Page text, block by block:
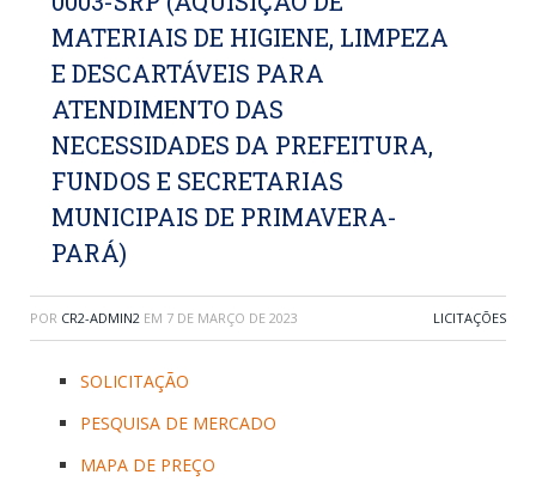
MATERIAIS DE HIGIENE, LIMPEZA
E DESCARTÁVEIS PARA
ATENDIMENTO DAS
NECESSIDADES DA PREFEITURA,
FUNDOS E SECRETARIAS
MUNICIPAIS DE PRIMAVERA-
PARÁ)
POR CR2-ADMIN2 EM 7 DE MARÇO DE 2023 LICITAÇÕES
SOLICITAÇÃO
PESQUISA DE MERCADO
MAPA DE PREÇO